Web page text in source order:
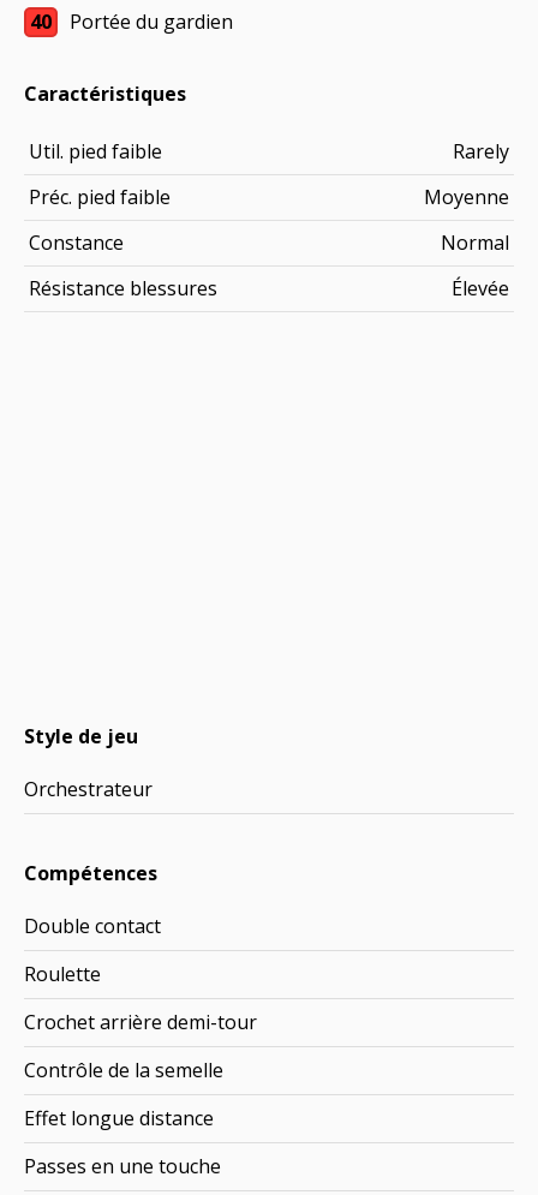
40 Portée du gardien
Caractéristiques
Util. pied faible
Rarely
Préc. pied faible
Moyenne
Constance
Normal
Résistance blessures
Élevée
Style de jeu
Orchestrateur
Compétences
Double contact
Roulette
Crochet arrière demi-tour
Contrôle de la semelle
Effet longue distance
Passes en une touche